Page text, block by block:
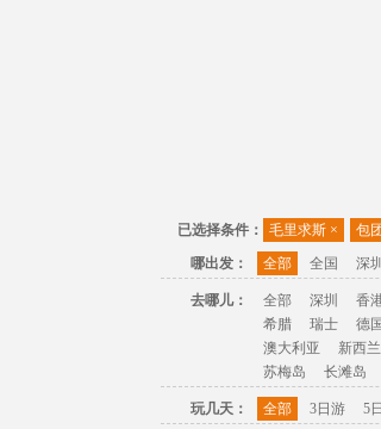
已选择条件： 毛里求斯 × 包
哪出发：
全部 全国 深圳
去哪儿： 全部 深圳 香
希腊
瑞士 德国
澳大利亚
新西兰
苏梅岛
长滩岛
玩几天： 全部 3日游 5